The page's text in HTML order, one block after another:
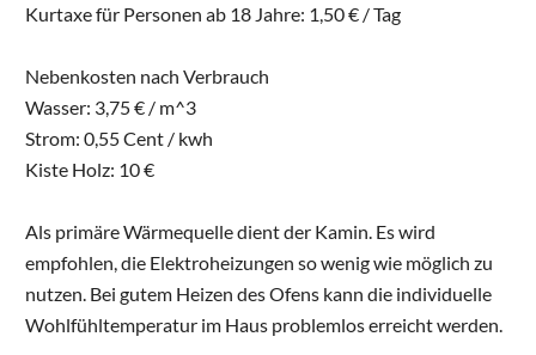
Kurtaxe für Personen ab 18 Jahre: 1,50 € / Tag
Nebenkosten nach Verbrauch
Wasser: 3,75 € / m^3
Strom: 0,55 Cent / kwh
Kiste Holz: 10 €
Als primäre Wärmequelle dient der Kamin. Es wird
empfohlen, die Elektroheizungen so wenig wie möglich zu
nutzen. Bei gutem Heizen des Ofens kann die individuelle
Wohlfühltemperatur im Haus problemlos erreicht werden.